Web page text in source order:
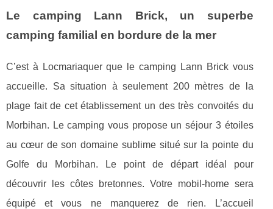
Le camping Lann Brick, un superbe
camping familial en bordure de la mer
C’est à Locmariaquer que le camping Lann Brick vous
accueille. Sa situation à seulement 200 mètres de la
plage fait de cet établissement un des très convoités du
Morbihan. Le camping vous propose un séjour 3 étoiles
au cœur de son domaine sublime situé sur la pointe du
Golfe du Morbihan. Le point de départ idéal pour
découvrir les côtes bretonnes. Votre mobil-home sera
équipé et vous ne manquerez de rien. L’accueil